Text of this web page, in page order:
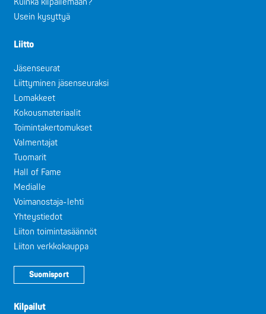
Usein kysyttyä
Liitto
Jäsenseurat
Liittyminen jäsenseuraksi
Lomakkeet
Kokousmateriaalit
Toimintakertomukset
Valmentajat
Tuomarit
Hall of Fame
Medialle
Voimanostaja-lehti
Yhteystiedot
Liiton toimintasäännöt
Liiton verkkokauppa
Suomisport
Kilpailut